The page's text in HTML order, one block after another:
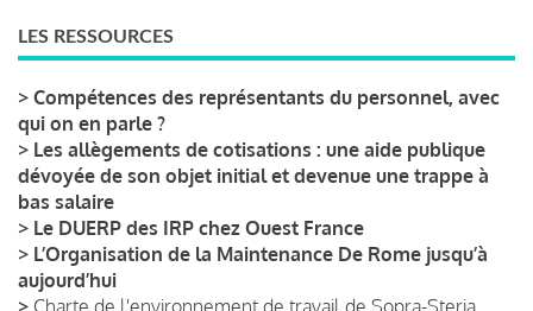
LES RESSOURCES
> Compétences des représentants du personnel, avec
qui on en parle ?
> Les allègements de cotisations : une aide publique
dévoyée de son objet initial et devenue une trappe à
bas salaire
> Le DUERP des IRP chez Ouest France
> L’Organisation de la Maintenance De Rome jusqu’à
aujourd’hui
> Charte de l'environnement de travail de Sopra-Steria